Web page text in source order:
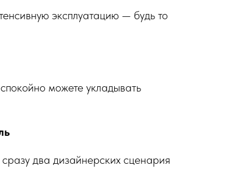
эксплуатацию — будь то
можете укладывать
два дизайнерских сценария